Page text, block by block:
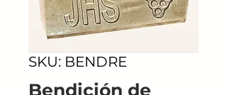
SKU: BENDRE
Bendición de